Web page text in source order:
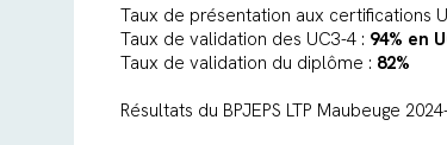
Taux de présentation aux certifications
Taux de validation des UC3-4 : 94% en
Taux de validation du diplôme : 82%
Résultats du BPJEPS LTP Maubeuge